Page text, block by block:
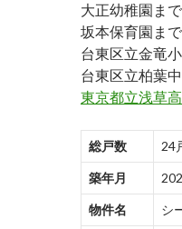
大正幼稚園ま
坂本保育園ま
台東区立金竜
台東区立柏葉
東京都立浅草
総戸数 24
築年月
物件名 シ